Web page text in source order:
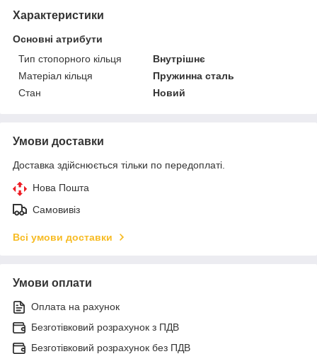
Характеристики
Основні атрибути
Тип стопорного кільця
Внутрішнє
Матеріал кільця
Пружинна сталь
Стан
Новий
Умови доставки
Доставка здійснюється тільки по передоплаті.
Нова Пошта
Самовивіз
Всі умови доставки
Умови оплати
Оплата на рахунок
Безготівковий розрахунок з ПДВ
Безготівковий розрахунок без ПДВ